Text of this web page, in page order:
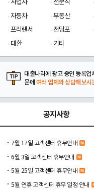
사업자
전문직
자동차
부동산
프리랜서
전당포
대환
기타
대출나라에 광고 중인 등록업
문에 여러 업체와 상담해보시
공지사항
7월 17일 고객센터 휴무안내
6월 3일 고객센터 휴무안내
5월 25일 고객센터 휴무안내
5월 연휴 고객센터 휴무 일정 안내